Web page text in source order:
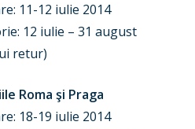
11-12 iulie 2014
12 iulie – 31 august
retur)
Roma şi Praga
18-19 iulie 2014
New Routes
Accidents / Incidents
Airshows